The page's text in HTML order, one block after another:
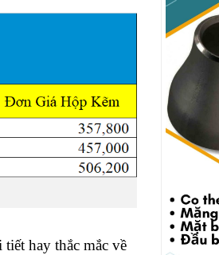
hay thắc mắc về